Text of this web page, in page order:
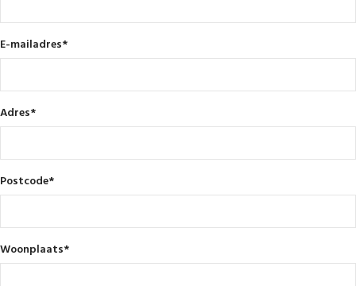
E-mailadres*
Adres*
Postcode*
Woonplaats*